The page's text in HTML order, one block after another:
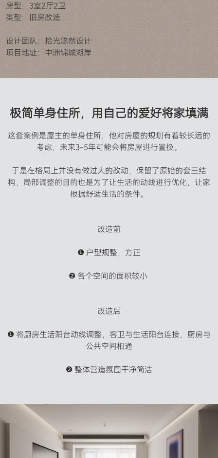
房型：3室2厅2卫
类型：旧房改造
设计团队：拾光悠然设计
项目地址：中洲锦城湖岸
极简单身住所，用自己的爱好将家填满
这套案例是屋主的单身住所，他对房屋的规划有着较长远的
考虑，未来3-5年可能会将房屋进行置换。
于是在格局上并没有做过大的改动，保留了原始的套三结
构，局部调整的目的也是为了让生活的动线进行优化，让家
根据舒适生活的条件。
改造前
❶ 户型规整，方正
❷ 各个空间的面积较小
改造后
❶ 将厨房生活阳台动线调整，客卫与生活阳台连接，厨房与
公共空间相通
❷ 整体营造氛围干净简洁